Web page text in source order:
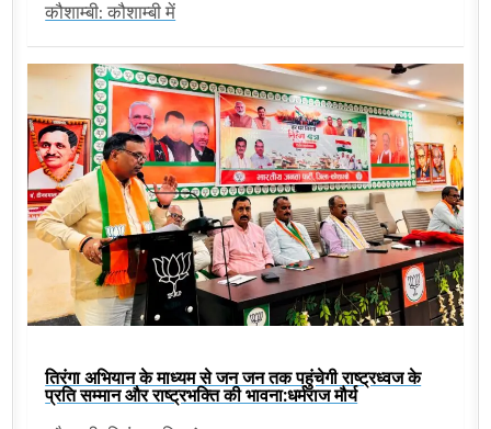
कौशाम्बी: कौशाम्बी में
तिरंगा अभियान के माध्यम से जन जन तक पहुंचेगी राष्ट्रध्वज के
प्रति सम्मान और राष्ट्रभक्ति की भावना:धर्मराज मौर्य